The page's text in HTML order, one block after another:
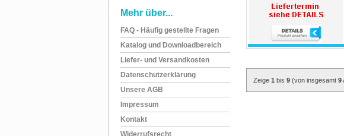
Mehr über...
FAQ - Häufig gestellte Fragen
Katalog und Downloadbereich
Liefer- und Versandkosten
Datenschutzerklärung
Unsere AGB
Impressum
Kontakt
Widerrufsrecht
Zeige 1 bis 9 (von insgesamt 9